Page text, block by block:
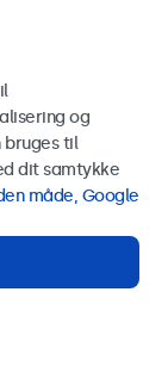
og
bruges til
dit samtykke
måde, Google